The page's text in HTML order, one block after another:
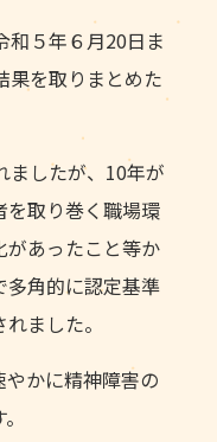
和５年６月20日ま
果を取りまとめた
ましたが、10年が
を取り巻く職場環
があったこと等か
多角的に認定基準
ました。
かに精神障害の